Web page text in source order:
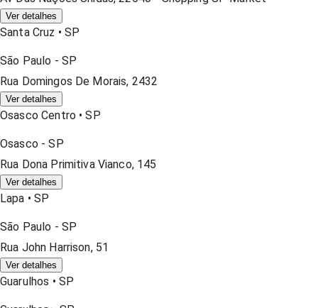
Ver detalhes
Santa Cruz • SP
São Paulo - SP
Rua Domingos De Morais, 2432
Ver detalhes
Osasco Centro •SP
Osasco -SP
Rua Dona Primitiva Vianco, 145
Ver detalhes
Lapa •SP
São Paulo - SP
Rua John Harrison, 51
Ver detalhes
Guarulhos • SP